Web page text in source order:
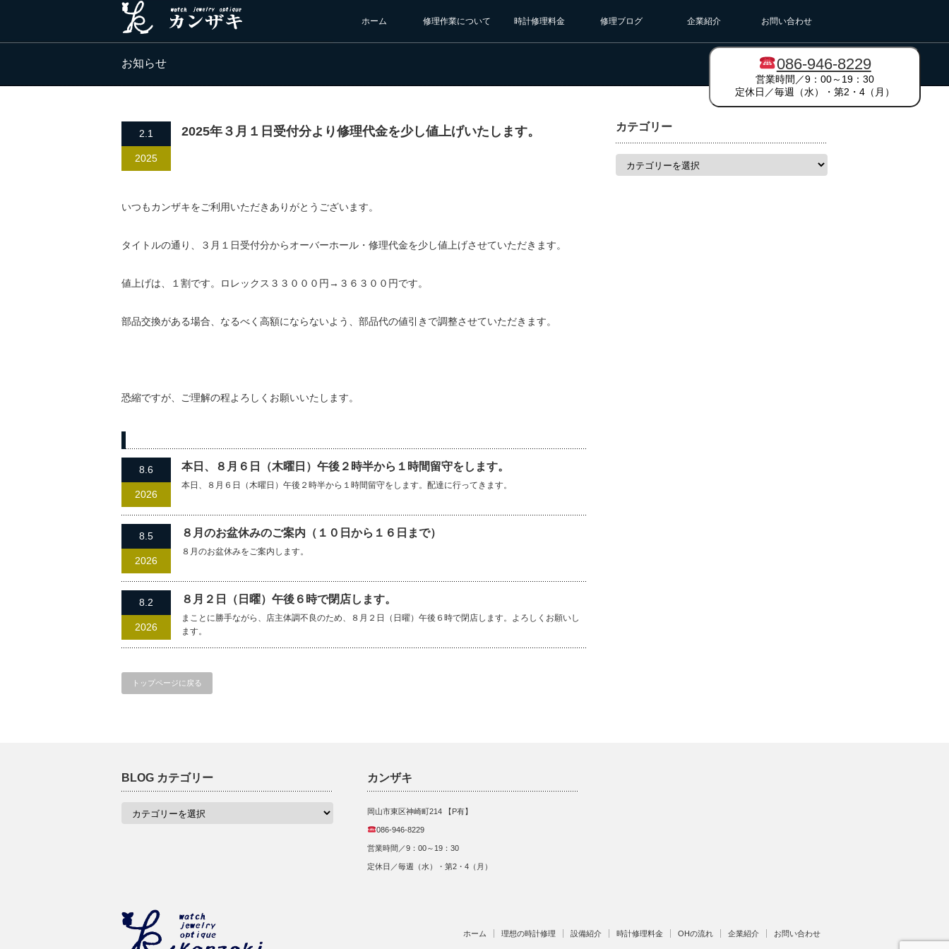
ホーム 修理作業について 時計修理料金 修理ブログ 企業紹介 お問い合わせ
お知らせ
2.1
2025
2025年３月１日受付分より修理代金を少し値上げいたします。
いつもカンザキをご利用いただきありがとうございます。
タイトルの通り、３月１日受付分からオーバーホール・修理代金を少し値上げさせていただきます。
値上げは、１割です。ロレックス３３０００円→３６３００円です。
部品交換がある場合、なるべく高額にならないよう、部品代の値引きで調整させていただきます。
恐縮ですが、ご理解の程よろしくお願いいたします。
8.6
2026
本日、８月６日（木曜日）午後２時半から１時間留守をします。
本日、８月６日（木曜日）午後２時半から１時間留守をします。配達に行ってきます。
8.5
2026
８月のお盆休みのご案内（１０日から１６日まで）
８月のお盆休みをご案内します。
8.2
2026
８月２日（日曜）午後６時で閉店します。
まことに勝手ながら、店主体調不良のため、８月２日（日曜）午後６時で閉店します。よろしくお願いし
ます。
トップページに戻る
カテゴリー
カ
BLOG カテゴリー カンザキ
岡山市東区神崎町214 【P有】
086-946-8229
営業時間／9：00～19：30
定休日／毎週（水）・第2・4（月）
ホーム 理想の時計修理 設備紹介 時計修理料金 OHの流れ 企業紹介 お問い合わせ
086-946-8229
営業時間／9：00～19：30
定休日／毎週（水）・第2・4（月）